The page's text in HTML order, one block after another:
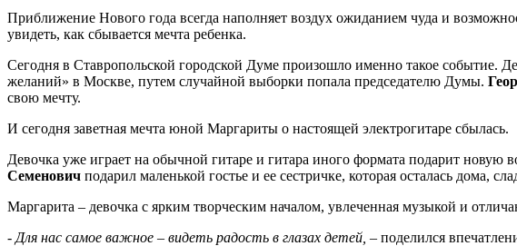
Приближение Нового года всегда наполняет воздух ожиданием чуда и
увидеть, как сбывается мечта ребенка.
Сегодня в Ставропольской городской Думе произошло именно такое событие.
желаний» в Москве, путем случайной выборки попала председателю Думы.
свою мечту.
И сегодня заветная мечта юной Маргариты о настоящей электрогитаре сбылась.
Девочка уже играет на обычной гитаре и гитара иного формата подарит новую
Семенович подарил маленькой гостье и ее сестричке, которая осталась дома,
Маргарита – девочка с ярким творческим началом, увлеченная музыкой и
- Для нас самое важное – видеть радость в глазах детей, – поделился